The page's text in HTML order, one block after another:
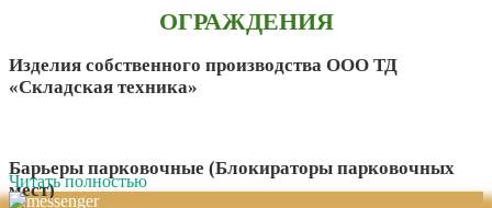
ОГРАЖДЕНИЯ
Изделия собственного производства ООО ТД
«Складская техника»
Барьеры парковочные (Блокираторы парковочных
мест)
Читать полностью